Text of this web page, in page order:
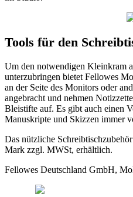
Tools für den
Um den notwendigen Kleinkram
unterzubringen bietet Fellowes
an der Seite des Monitors oder
angebracht und nehmen
Bleistifte auf. Es gibt auch einen
Manuskripte und Skizzen immer
Das nützliche
Mark zzgl. MWSt, erhältlich.
Fellowes Deutschland GmbH,